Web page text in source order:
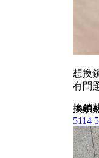
想換
有問
換鎖
5114